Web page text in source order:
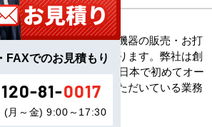
業務用エアコン・空調機器の販売・お打
ービスまで一貫して承ります。弊社は創
に空調のネット販売を日本で初めてオー
様にご信頼・ご愛顧いただいている業務
ショップです。
FAXでのお見積もり
81-0017
(月～金) 9:00～17:30